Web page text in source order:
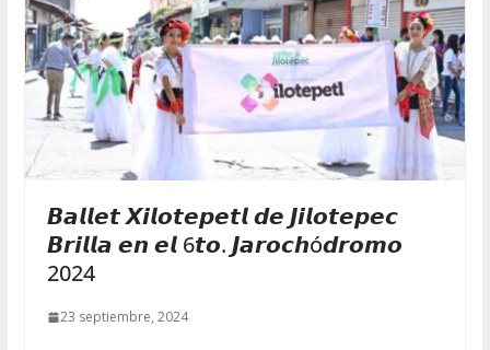
𝘽𝙖𝙡𝙡𝙚𝙩 𝙓𝙞𝙡𝙤𝙩𝙚𝙥𝙚𝙩𝙡 𝙙𝙚 𝙅𝙞𝙡𝙤𝙩𝙚𝙥𝙚𝙘
𝘽𝙧𝙞𝙡𝙡𝙖 𝙚𝙣 𝙚𝙡 6𝙩𝙤. 𝙅𝙖𝙧𝙤𝙘𝙝ó𝙙𝙧𝙤𝙢𝙤
2024
23 septiembre, 2024